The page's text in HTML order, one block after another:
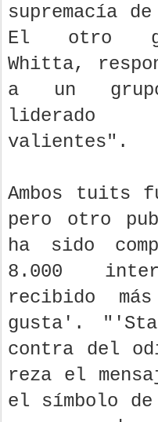
supremacía
El otro
Whitta,
a un
liderado
valientes".
Ambos tuits
pero otro
ha sido
8.000
recibido
gusta'.
contra del
reza el
el símbolo